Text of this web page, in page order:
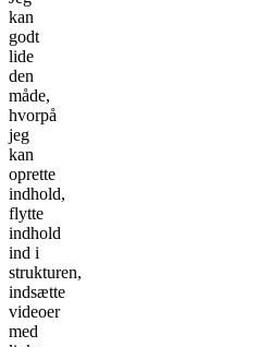
kan
godt
lide
den
måde,
hvorpå
jeg
kan
oprette
indhold,
flytte
indhold
ind i
strukturen,
indsætte
videoer
med